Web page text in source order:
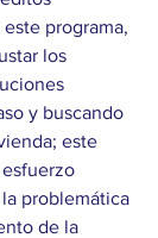
programa,
los
y buscando
este
problemática
de la